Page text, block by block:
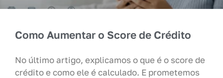
Como Aumentar o Score de Crédito
No último artigo, explicamos o que é o score de
crédito e como ele é calculado. E prometemos